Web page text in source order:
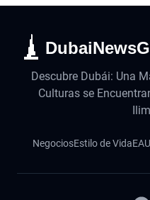
Descubre Dubái: Una
Culturas se
NegociosEstilo de VidaEAU